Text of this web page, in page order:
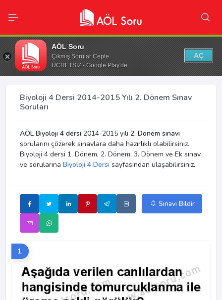
AÖL Soru
Çıkmış Sorular Cepte
ÜCRETSİZ - Google Play'de
AÇ
Biyoloji 4 Dersi 2014-2015 Yılı 2. Dönem Sınav
Soruları
AÖL Biyoloji 4 dersi 2014-2015 yılı 2. Dönem sınavı
sorularını çözerek sınavlara daha hazırlıklı olabilirsiniz.
Biyoloji 4 dersi 1. Dönem, 2. Dönem, 3. Dönem ve Ek sınav
ve sorularına Biyoloji 4 Dersi sayfasından ulaşabilirsiniz.
Sınavı Bildir
1.